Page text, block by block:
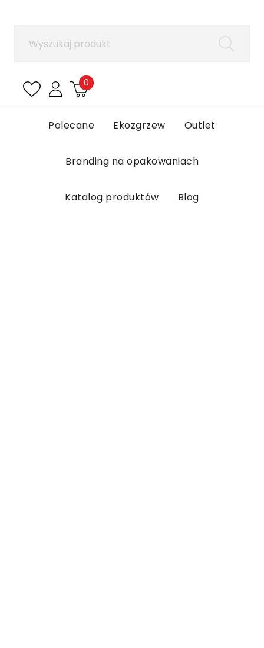
0
Polecane Ekozgrzew Outlet
Branding na opakowaniach
Katalog produktów Blog
Aby zapisać produkty na liście ulubionych, musisz się
Anuluj Zaloguj się